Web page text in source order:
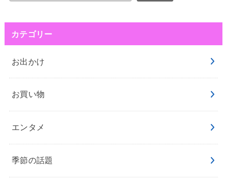
カテゴリー
お出かけ
お買い物
エンタメ
季節の話題